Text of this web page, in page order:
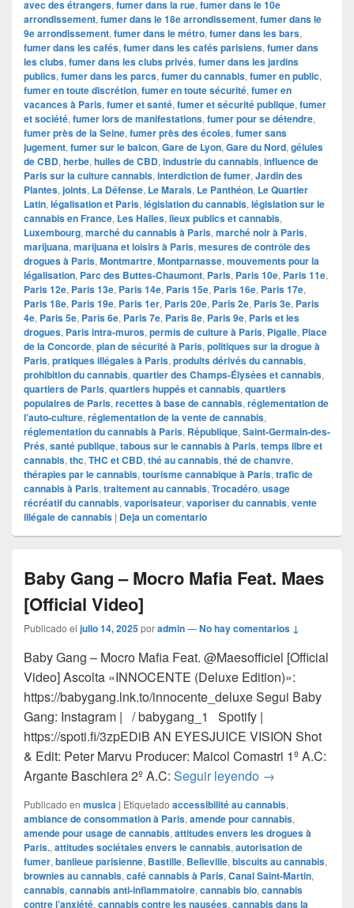
avec des étrangers, fumer dans la rue, fumer dans le 10e
arrondissement, fumer dans le 18e arrondissement, fumer dans le
9e arrondissement, fumer dans le métro, fumer dans les bars,
fumer dans les cafés, fumer dans les cafés parisiens, fumer dans
les clubs, fumer dans les clubs privés, fumer dans les jardins
publics, fumer dans les parcs, fumer du cannabis, fumer en public,
fumer en toute discrétion, fumer en toute sécurité, fumer en
vacances à Paris, fumer et santé, fumer et sécurité publique, fumer
et société, fumer lors de manifestations, fumer pour se détendre,
fumer près de la Seine, fumer près des écoles, fumer sans
jugement, fumer sur le balcon, Gare de Lyon, Gare du Nord, gélules
de CBD, herbe, huiles de CBD, industrie du cannabis, influence de
Paris sur la culture cannabis, interdiction de fumer, Jardin des
Plantes, joints, La Défense, Le Marais, Le Panthéon, Le Quartier
Latin, légalisation et Paris, législation du cannabis, législation sur le
cannabis en France, Les Halles, lieux publics et cannabis,
Luxembourg, marché du cannabis à Paris, marché noir à Paris,
marijuana, marijuana et loisirs à Paris, mesures de contrôle des
drogues à Paris, Montmartre, Montparnasse, mouvements pour la
légalisation, Parc des Buttes-Chaumont, Paris, Paris 10e, Paris 11e,
Paris 12e, Paris 13e, Paris 14e, Paris 15e, Paris 16e, Paris 17e,
Paris 18e, Paris 19e, Paris 1er, Paris 20e, Paris 2e, Paris 3e, Paris
4e, Paris 5e, Paris 6e, Paris 7e, Paris 8e, Paris 9e, Paris et les
drogues, Paris intra-muros, permis de culture à Paris, Pigalle, Place
de la Concorde, plan de sécurité à Paris, politiques sur la drogue à
Paris, pratiques illégales à Paris, produits dérivés du cannabis,
prohibition du cannabis, quartier des Champs-Élysées et cannabis,
quartiers de Paris, quartiers huppés et cannabis, quartiers
populaires de Paris, recettes à base de cannabis, réglementation de
l’auto-culture, réglementation de la vente de cannabis,
réglementation du cannabis à Paris, République, Saint-Germain-des-
Prés, santé publique, tabous sur le cannabis à Paris, temps libre et
cannabis, thc, THC et CBD, thé au cannabis, thé de chanvre,
thérapies par le cannabis, tourisme cannabique à Paris, trafic de
cannabis à Paris, traitement au cannabis, Trocadéro, usage
récréatif du cannabis, vaporisateur, vaporiser du cannabis, vente
illégale de cannabis | Deja un comentario
Baby Gang – Mocro Mafia Feat. Maes
[Official Video]
Publicado el julio 14, 2025poradmin—No hay comentarios ↓
Baby Gang – Mocro Mafia Feat. ‪@Maesofficiel‬ [Official
Video] Ascolta «INNOCENTE (Deluxe Edition)»:
https://babygang.lnk.to/innocente_deluxe Segui Baby
Gang: Instagram | / babygang_1 Spotify |
https://spoti.fi/3zpEDiB AN EYESJUICE VISION Shot
& Edit: Peter Marvu Producer: Maicol Comastri 1º A.C:
Argante Baschiera 2º A.C: Seguir leyendo Baby Gang –
→
Publicado en musica | Etiquetado accessibilité au cannabis,
ambiance de consommation à Paris, amende pour cannabis,
amende pour usage de cannabis, attitudes envers les drogues à
Paris., attitudes sociétales envers le cannabis, autorisation de
fumer, banlieue parisienne, Bastille, Belleville, biscuits au cannabis,
brownies au cannabis, café cannabis à Paris, Canal Saint-Martin,
cannabis, cannabis anti-inflammatoire, cannabis bio, cannabis
contre l’anxiété, cannabis contre les nausées, cannabis dans la